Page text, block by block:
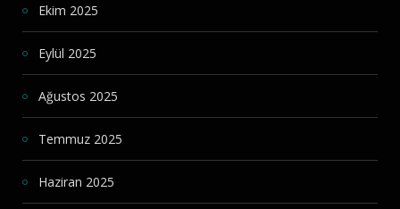
Ekim 2025
Eylül 2025
Ağustos 2025
Temmuz 2025
Haziran 2025